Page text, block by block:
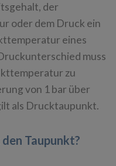
der
oder dem Druck ein
eines
muss
zu
von 1 bar über
als Drucktaupunkt.
Taupunkt?